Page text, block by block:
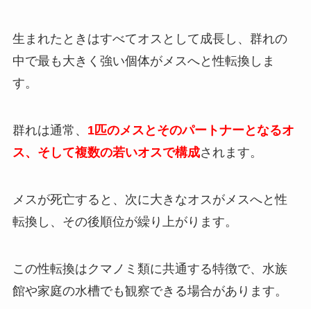
生まれたときはすべてオスとして成長し、群れの
中で最も大きく強い個体がメスへと性転換しま
す。
群れは通常、 1匹のメスとそのパートナーとなるオ
ス、そして複数の若いオスで構成されます。
メスが死亡すると、次に大きなオスがメスへと性
転換し、その後順位が繰り上がります。
この性転換はクマノミ類に共通する特徴で、水族
館や家庭の水槽でも観察できる場合があります。